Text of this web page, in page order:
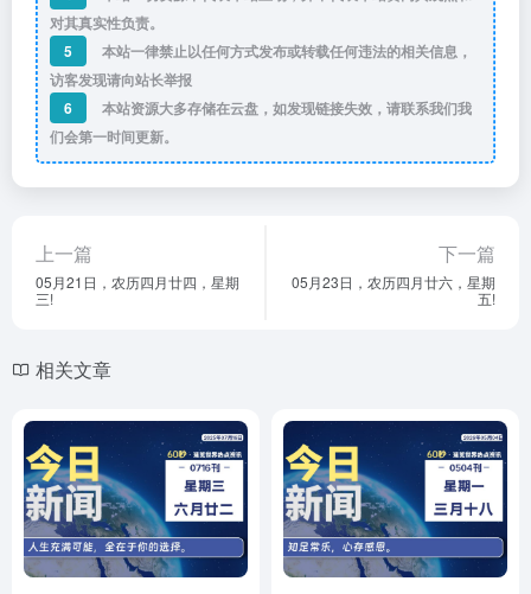
对其真实性负责。
5
本站一律禁止以任何方式发布或转载任何违法的相关信息，
访客发现请向站长举报
6
本站资源大多存储在云盘，如发现链接失效，请联系我们我
们会第一时间更新。
上一篇
05月21日，农历四月廿四，星期
三!
下一篇
05月23日，农历四月廿六，星期
五!
相关文章